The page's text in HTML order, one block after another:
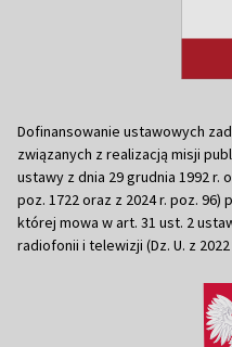
Dofinansowanie ustawowych
związanych z realizacją misji
ustawy z dnia 29 grudnia 1992 r.
poz. 1722 oraz z 2024 r. poz.
której mowa w art. 31 ust. 2
radiofonii i telewizji (Dz. U. z